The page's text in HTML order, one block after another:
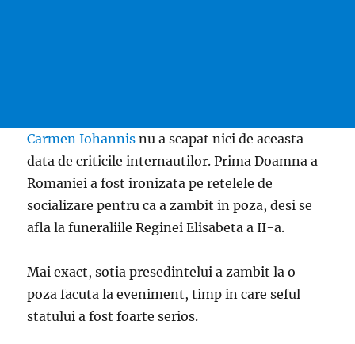
Carmen Iohannis nu a scapat nici de aceasta
data de criticile internautilor. Prima Doamna a
Romaniei a fost ironizata pe retelele de
socializare pentru ca a zambit in poza, desi se
afla la funeraliile Reginei Elisabeta a II-a.
Mai exact, sotia presedintelui a zambit la o
poza facuta la eveniment, timp in care seful
statului a fost foarte serios.